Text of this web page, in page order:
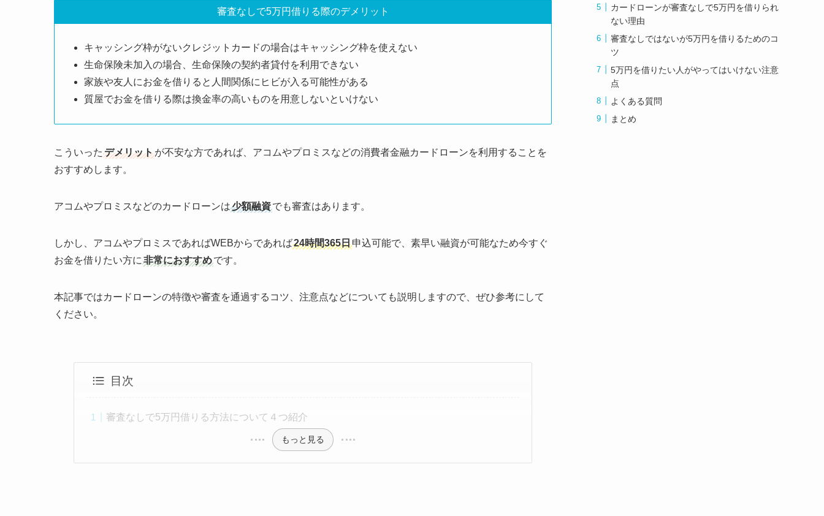
審査なしで5万円借りる際のデメリット
キャッシング枠がないクレジットカードの場合はキャッシング枠を使えない
生命保険未加入の場合、生命保険の契約者貸付を利用できない
家族や友人にお金を借りると人間関係にヒビが入る可能性がある
質屋でお金を借りる際は換金率の高いものを用意しないといけない
こういった デメリットが不安な方であれば、アコムやプロミスなどの消費者金融カードローンを利用することを
おすすめします。
アコムやプロミスなどのカードローンは少額融資でも審査はあります。
しかし、アコムやプロミスであればWEBからであれば24時間365日申込可能で、素早い融資が可能なため今すぐ
お金を借りたい方に 非常におすすめです。
本記事ではカードローンの特徴や審査を通過するコツ、注意点などについても説明しますので、ぜひ参考にして
ください。
目次
審査なしで5万円借りる方法について４つ紹介
もっと見る
カードローンが審査なしで5万円を借りられ
ない理由
審査なしではないが5万円を借りるためのコ
ツ
5万円を借りたい人がやってはいけない注意
点
よくある質問
まとめ